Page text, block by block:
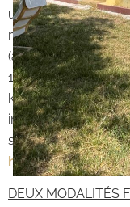
un usage standard
moyens des
(abonnements
196kWh/m²/an.
kgCO2/m²/an.
informations sur les
sont disponibles sur
https://
DEUX MODALITÉS